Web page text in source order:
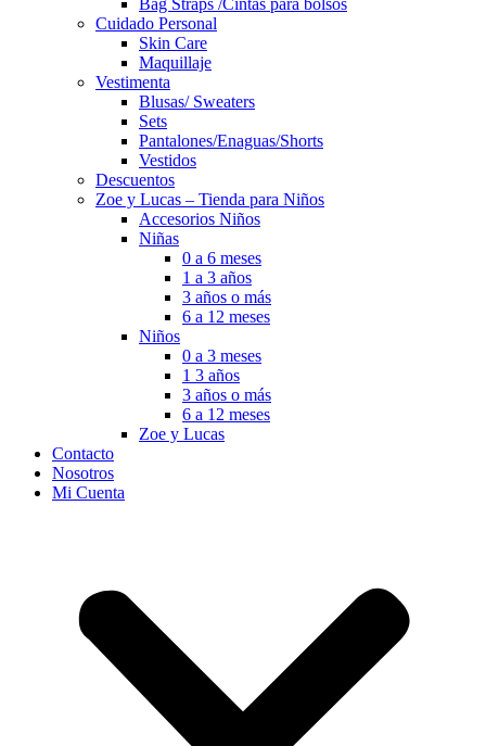
Bag Straps /Cintas para bolsos
Cuidado Personal
Skin Care
Maquillaje
Vestimenta
Blusas/ Sweaters
Sets
Pantalones/Enaguas/Shorts
Vestidos
Descuentos
Zoe y Lucas – Tienda para Niños
Accesorios Niños
Niñas
0 a 6 meses
1 a 3 años
3 años o más
6 a 12 meses
Niños
0 a 3 meses
1 3 años
3 años o más
6 a 12 meses
Zoe y Lucas
Contacto
Nosotros
Mi Cuenta